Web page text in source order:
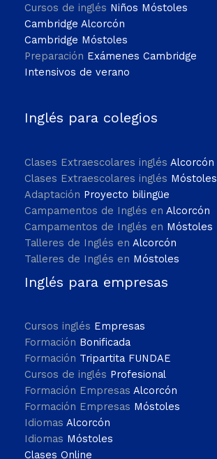
Cursos de inglés Niños Móstoles
Cambridge Alcorcón
Cambridge Móstoles
Preparación Exámenes Cambridge
Intensivos de verano
Inglés para colegios
Clases Extraescolares inglés Alcorcón
Clases Extraescolares inglés Móstoles
Adaptación Proyecto bilingüe
Campamentos de Inglés en Alcorcón
Campamentos de Inglés en Móstoles
Talleres de Inglés en Alcorcón
Talleres de Inglés en Móstoles
Inglés para empresas
Cursos inglés Empresas
Formación Bonificada
Formación Tripartita FUNDAE
Cursos de inglés Profesional
Formación Empresas Alcorcón
Formación Empresas Móstoles
Idiomas Alcorcón
Idiomas Móstoles
Clases Online